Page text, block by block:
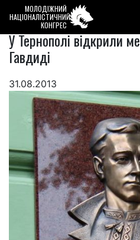
МОЛОДІЖНИЙ
НАЦІОНАЛІСТИЧНИЙ
КОНГРЕС
У Тернополі відкрили
Гавдиді
31.08.2013